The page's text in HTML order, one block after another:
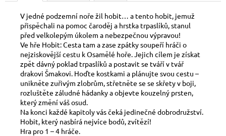
V jedné podzemní noře žil hobit… a tento hobit, jemuž
přispěchali na pomoc čaroděj a hrstka trpaslíků, stanul
před velkolepým úkolem a nebezpečnou výpravou!
Ve hře Hobit: Cesta tam a zase zpátky soupeří hráči o
nejziskovější cestu k Osamělé hoře. Jejich cílem je získat
zpět dávný poklad trpaslíků a postavit se tváří v tvář
drakovi Šmakovi. Hoďte kostkami a plánujte svou cestu –
unikněte zuřivým zlobrům, střetněte se se skřety v boji,
rozluštěte záludné hádanky a objevte kouzelný prsten,
který změní váš osud.
Na konci každé kapitoly vás čeká jedinečné dobrodružství.
Hobit, který nasbírá nejvíce bodů, zvítězí!
Hra pro 1 – 4 hráče.
VIP
ČLENSTVÍ
700